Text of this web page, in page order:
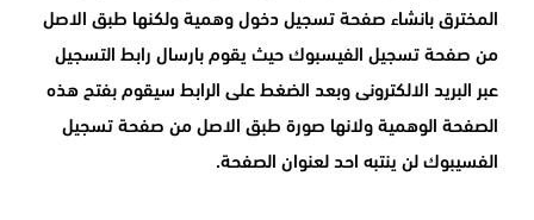
المخترق بانشاء صفحة تسجيل دخول وهمية ولكنها طبق الاصل
من صفحة تسجيل الفيسبوك حيث يقوم بارسال رابط التسجيل
عبر البريد الالكترونى وبعد الضغط على الرابط سيقوم بفتح هذه
الصفحة الوهمية ولانها صورة طبق الاصل من صفحة تسجيل
الفسيبوك لن ينتبه احد لعنوان الصفحة.